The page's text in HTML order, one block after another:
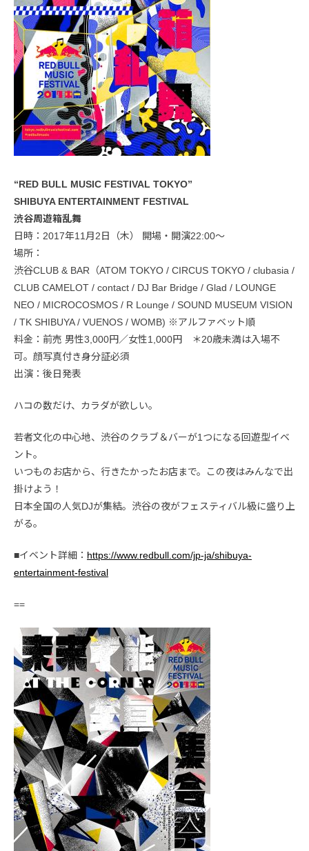
“RED BULL MUSIC FESTIVAL TOKYO”
SHIBUYA ENTERTAINMENT FESTIVAL
渋谷周遊箱乱舞
日時：2017年11月2日（木） 開場・開演22:00〜
場所：
渋谷CLUB & BAR（ATOM TOKYO / CIRCUS TOKYO / clubasia /
CLUB CAMELOT / contact / DJ Bar Bridge / Glad / LOUNGE
NEO / MICROCOSMOS / R Lounge / SOUND MUSEUM VISION
/ TK SHIBUYA / VUENOS / WOMB) ※アルファベット順
料金：前売 男性3,000円／女性1,000円 ＊20歳未満は入場不
可。顔写真付き身分証必須
出演：後日発表
ハコの数だけ、カラダが欲しい。
若者文化の中心地、渋谷のクラブ＆バーが1つになる回遊型イベ
ント。
いつものお店から、行きたかったお店まで。この夜はみんなで出
掛けよう！
日本全国の人気DJが集結。渋谷の夜がフェスティバル級に盛り上
がる。
■イベント詳細： https://www.redbull.com/jp-ja/shibuya-
entertainment-festival
==